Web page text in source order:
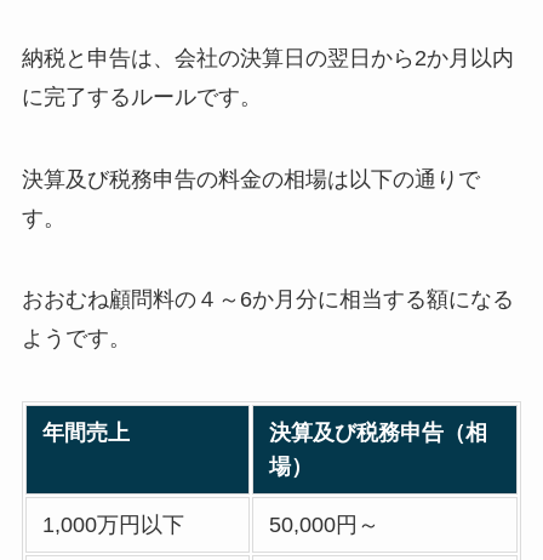
納税と申告は、会社の決算日の翌日から2か月以内
に完了するルールです。
決算及び税務申告の料金の相場は以下の通りで
す。
おおむね顧問料の４～6か月分に相当する額になる
ようです。
年間売上
決算及び税務申告（相
場）
1,000万円以下 50,000円～